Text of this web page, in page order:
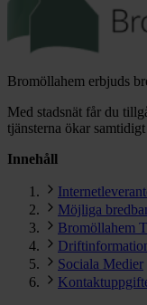
Bromöllahem erbjuds
Med stadsnät får du
tjänsterna ökar
Innehåll
Möjliga
Bromöllahem
Sociala Medier